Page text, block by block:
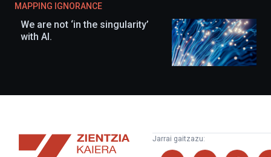
MAPPING IGNORANCE
We are not ‘in the singularity’
with AI.
Zientzia
Kaiera
Jarrai gaitzazu: